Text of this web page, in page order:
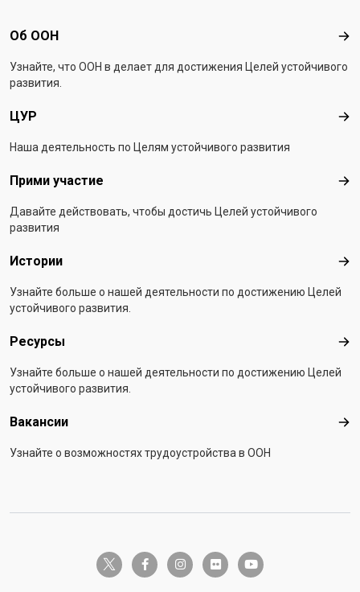
Footer menu
Об ООН Об
Узнайте, что ООН в делает для достижения Целей устойчивого
развития.
ЦУР
Наша деятельность по Целям устойчивого развития
Прими участие
Давайте действовать, чтобы достичь Целей устойчивого
развития
Истории
Узнайте больше о нашей деятельности по достижению Целей
устойчивого развития.
Ресурсы
Узнайте больше о нашей деятельности по достижению Целей
устойчивого развития.
Вакансии
Узнайте о возможностях трудоустройства в ООH
twitter-x facebook-finstagramflickr youtube